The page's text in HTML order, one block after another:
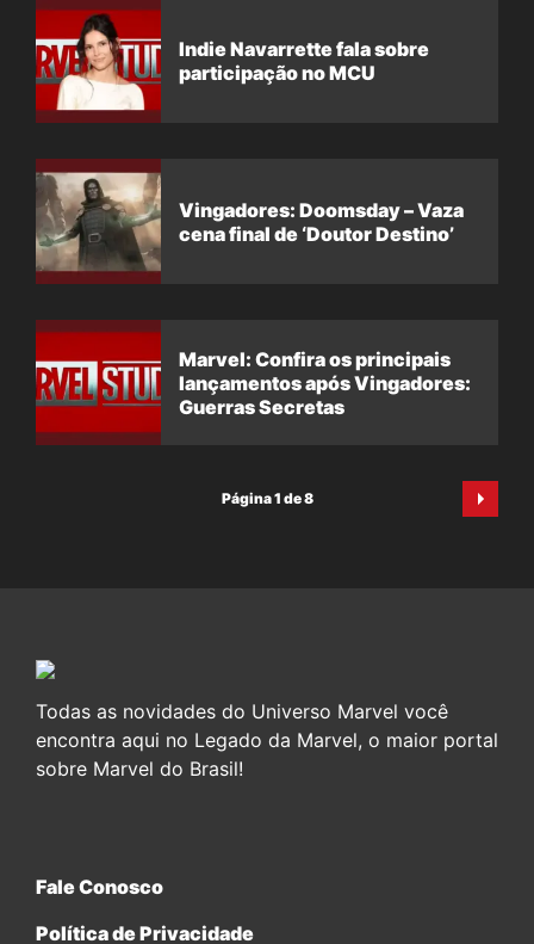
Indie Navarrette fala sobre
participação no MCU
Vingadores: Doomsday – Vaza
cena final de ‘Doutor Destino’
Marvel: Confira os principais
lançamentos após Vingadores:
Guerras Secretas
Página 1 de 8
Todas as novidades do Universo Marvel você
encontra aqui no Legado da Marvel, o maior portal
sobre Marvel do Brasil!
Fale Conosco
Política de Privacidade